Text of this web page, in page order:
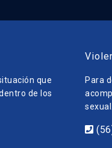
que
de los
Para
sexual.